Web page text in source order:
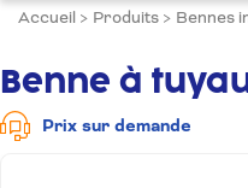
Accueil > Produits > Bennes
Benne à
Prix sur demande